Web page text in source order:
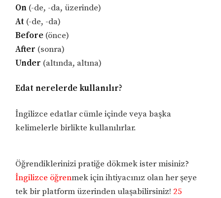
On (-de, -da, üzerinde)
At (-de, -da)
Before (önce)
After (sonra)
Under (altında, altına)
Edat nerelerde kullanılır?
İngilizce edatlar cümle içinde veya başka
kelimelerle birlikte kullanılırlar.
Öğrendiklerinizi pratiğe dökmek ister misiniz?
İngilizce öğrenmek için ihtiyacınız olan her şeye
tek bir platform üzerinden ulaşabilirsiniz! 25